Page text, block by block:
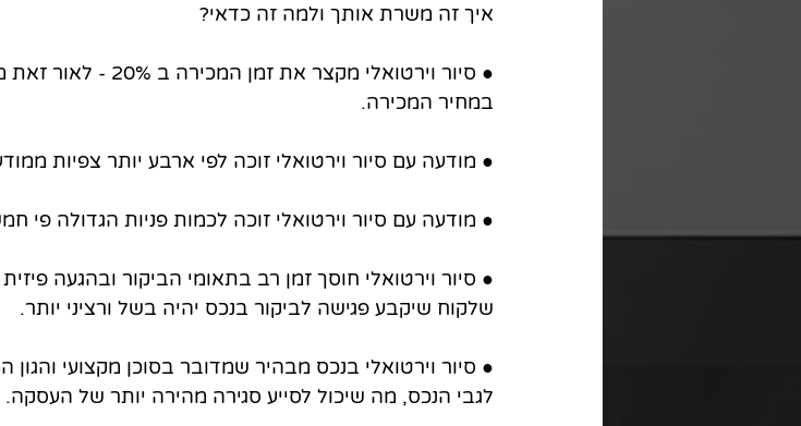
איך זה משרת אותך ולמה זה כדאי?
במחיר המכירה.
● מודעה עם סיור וירטואלי זוכה לפי ארבע יותר צפיות
● מודעה עם סיור וירטואלי זוכה לכמות פניות הגדולה פי
● סיור וירטואלי חוסך זמן רב בתאומי הביקור ובהגעה
שלקוח שיקבע פגישה לביקור בנכס יהיה בשל ורציני יותר.
● סיור וירטואלי בנכס מבהיר שמדובר בסוכן מקצועי
לגבי הנכס, מה שיכול לסייע סגירה מהירה יותר של העסקה.